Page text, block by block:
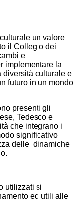
un valore
il Collegio dei
e
implementare la
diversità culturale e
futuro in un mondo
presenti gli
Tedesco e
che integrano i
significativo
delle dinamiche
utilizzati si
ed utili alle